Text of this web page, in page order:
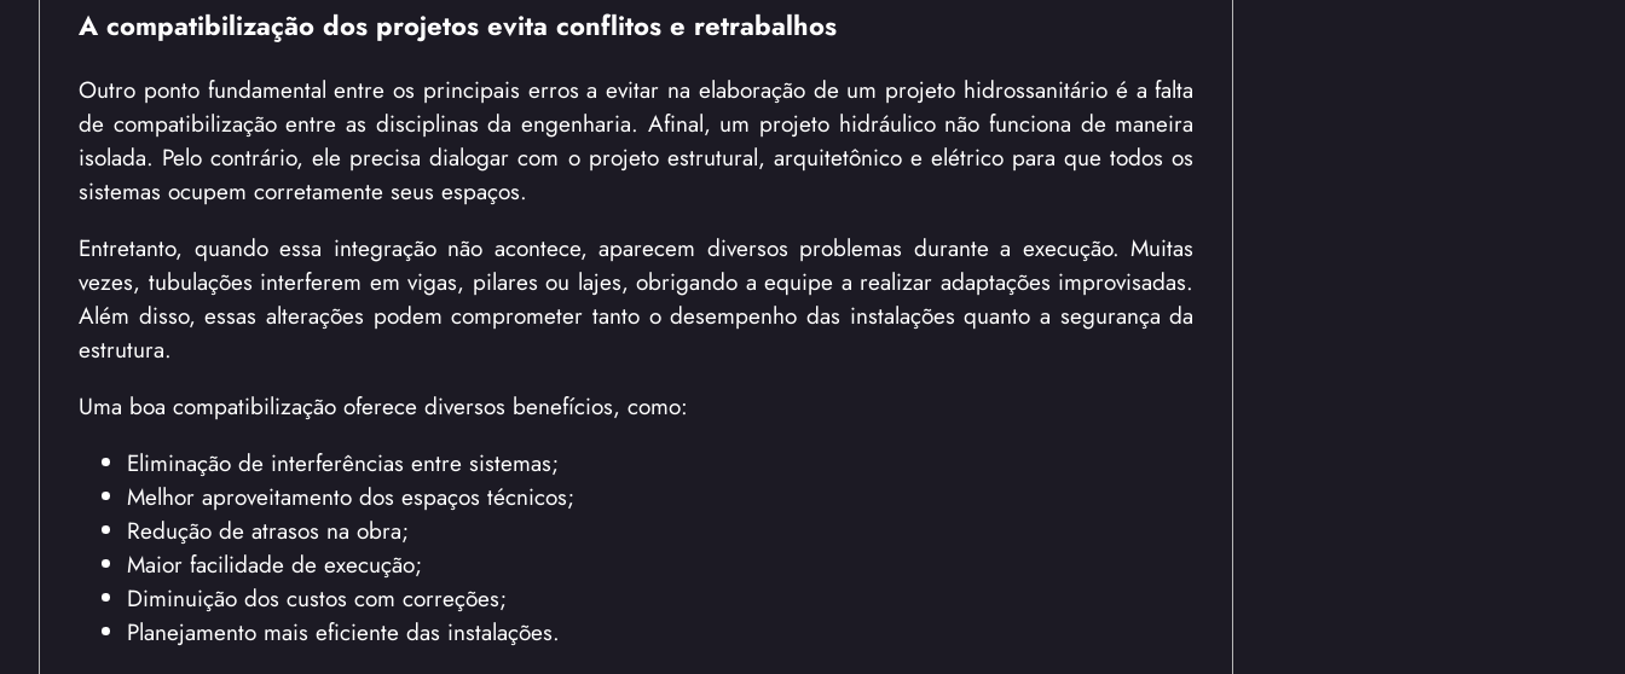
A compatibilização dos projetos evita conflitos e retrabalhos
Outro ponto fundamental entre os principais erros a evitar na elaboração de um projeto hidrossanitário é a falta
de compatibilização entre as disciplinas da engenharia. Afinal, um projeto hidráulico não funciona de maneira
isolada. Pelo contrário, ele precisa dialogar com o projeto estrutural, arquitetônico e elétrico para que todos os
sistemas ocupem corretamente seus espaços.
Entretanto, quando essa integração não acontece, aparecem diversos problemas durante a execução. Muitas
vezes, tubulações interferem em vigas, pilares ou lajes, obrigando a equipe a realizar adaptações improvisadas.
Além disso, essas alterações podem comprometer tanto o desempenho das instalações quanto a segurança da
estrutura.
Uma boa compatibilização oferece diversos benefícios, como:
Eliminação de interferências entre sistemas;
Melhor aproveitamento dos espaços técnicos;
Redução de atrasos na obra;
Maior facilidade de execução;
Diminuição dos custos com correções;
Planejamento mais eficiente das instalações.